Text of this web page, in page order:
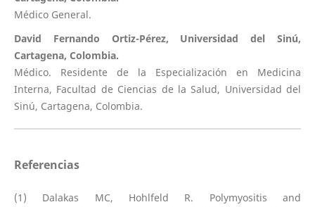
Médico General.
David Fernando Ortiz-Pérez, Universidad del Sinú,
Cartagena, Colombia.
Médico. Residente de la Especialización en Medicina
Interna, Facultad de Ciencias de la Salud, Universidad del
Sinú, Cartagena, Colombia.
Referencias
(1) Dalakas MC, Hohlfeld R. Polymyositis and